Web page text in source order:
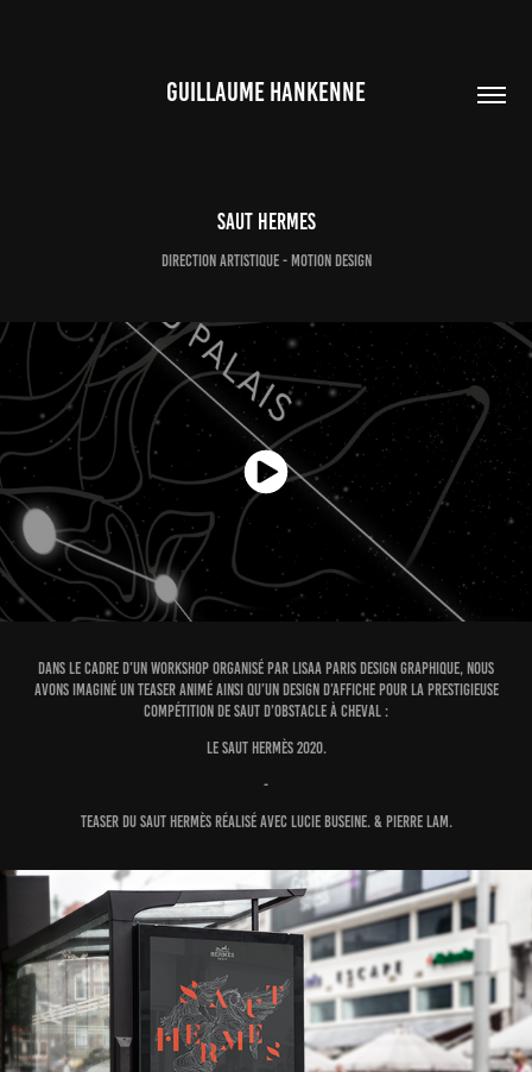
GUILLAUME HANKENNE
SAUT HERMES
Direction artistique - Motion Design
Dans le cadre d’un workshop organisé par LISAA Paris Design Graphique, nous
avons imaginé un teaser animé ainsi qu’un design d’affiche pour la prestigieuse
compétition de saut d’obstacle à cheval :
le Saut Hermès 2020.
-
Teaser du SAUT HERMÈS réalisé avec Lucie Buseine. & Pierre Lam.